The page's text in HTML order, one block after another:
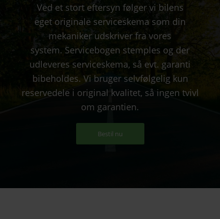
Ved et stort eftersyn følger vi bilens
eget originale serviceskema som din
mekaniker udskriver fra vores
system. Servicebogen stemples og der
udleveres serviceskema, så evt. garanti
bibeholdes. Vi bruger selvfølgelig kun
reservedele i original kvalitet, så ingen tvivl
om garantien.
Bestil nu